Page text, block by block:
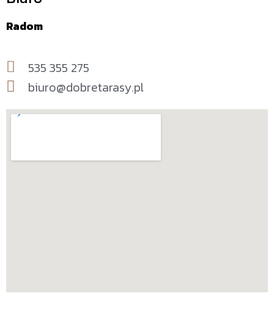
Radom
535 355 275
biuro@dobretarasy.pl